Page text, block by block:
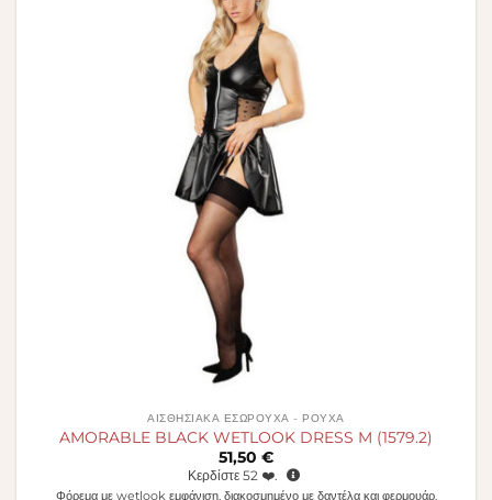
ΑΙΣΘΗΣΙΑΚΆ ΕΣΏΡΟΥΧΑ - ΡΟΎΧΑ
AMORABLE BLACK WETLOOK DRESS M (1579.2)
51,50 €
Κερδίστε 52 ❤️.
Φόρεμα με wetlook εμφάνιση, διακοσμημένο με δαντέλα και φερμουάρ.